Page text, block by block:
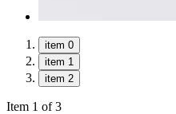
item 0
item 1
item 2
Item 1 of 3